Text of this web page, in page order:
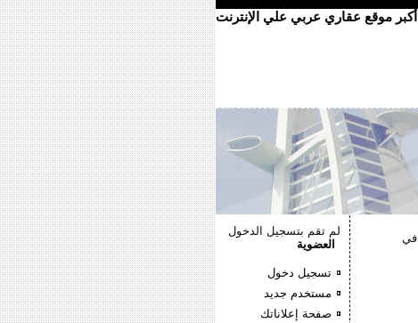
أكبر موقع عقاري عربي علي الإنترنت
لم تقم بتسجيل الدخول
العضوية
تسجيل دخول
مستخدم جديد
صفحة إعلاناتك
في